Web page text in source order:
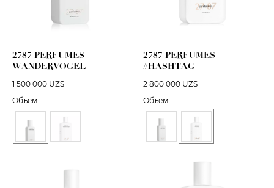
2787 PERFUMES
WANDERVOGEL
1 500 000 UZS
Объем
2787 PERFUMES
#HASHTAG
2 800 000 UZS
Объем